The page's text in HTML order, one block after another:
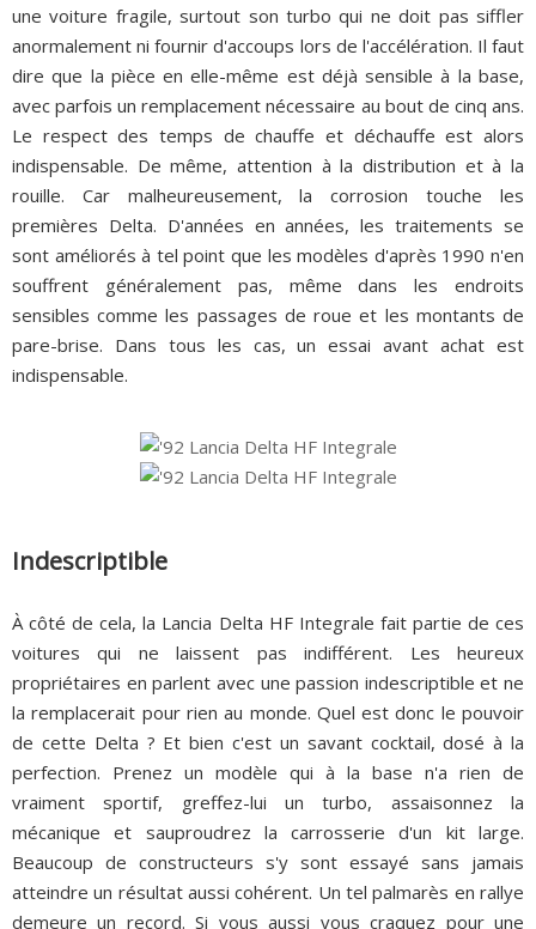
une voiture fragile, surtout son turbo qui ne doit pas siffler
anormalement ni fournir d'accoups lors de l'accélération. Il faut
dire que la pièce en elle-même est déjà sensible à la base,
avec parfois un remplacement nécessaire au bout de cinq ans.
Le respect des temps de chauffe et déchauffe est alors
indispensable. De même, attention à la distribution et à la
rouille. Car malheureusement, la corrosion touche les
premières Delta. D'années en années, les traitements se
sont améliorés à tel point que les modèles d'après 1990 n'en
souffrent généralement pas, même dans les endroits
sensibles comme les passages de roue et les montants de
pare-brise. Dans tous les cas, un essai avant achat est
indispensable.
Indescriptible
À côté de cela, la Lancia Delta HF Integrale fait partie de ces
voitures qui ne laissent pas indifférent. Les heureux
propriétaires en parlent avec une passion indescriptible et ne
la remplacerait pour rien au monde. Quel est donc le pouvoir
de cette Delta ? Et bien c'est un savant cocktail, dosé à la
perfection. Prenez un modèle qui à la base n'a rien de
vraiment sportif, greffez-lui un turbo, assaisonnez la
mécanique et sauproudrez la carrosserie d'un kit large.
Beaucoup de constructeurs s'y sont essayé sans jamais
atteindre un résultat aussi cohérent. Un tel palmarès en rallye
demeure un record. Si vous aussi vous craquez pour une